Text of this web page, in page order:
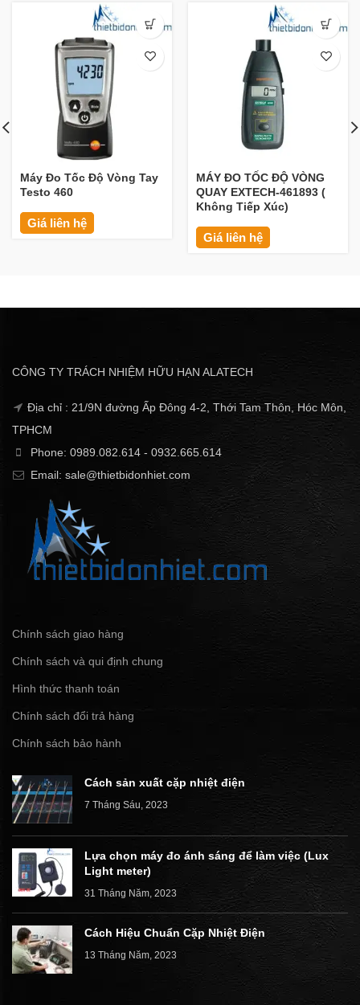
Máy Đo Tốc Độ Vòng Tay
Testo 460
Giá liên hệ
MÁY ĐO TỐC ĐỘ VÒNG
QUAY EXTECH-461893 (
Không Tiếp Xúc)
Giá liên hệ
CÔNG TY TRÁCH NHIỆM HỮU HẠN ALATECH
Địa chỉ : 21/9N đường Ấp Đông 4-2, Thới Tam Thôn, Hóc Môn,
TPHCM
Phone: 0989.082.614 - 0932.665.614
Email: sale@thietbidonhiet.com
Chính sách giao hàng
Chính sách và qui định chung
Hình thức thanh toán
Chính sách đổi trả hàng
Chính sách bảo hành
Cách sản xuất cặp nhiệt điện
7 Tháng Sáu, 2023
Lựa chọn máy đo ánh sáng để làm việc (Lux
Light meter)
31 Tháng Năm, 2023
Cách Hiệu Chuẩn Cặp Nhiệt Điện
13 Tháng Năm, 2023